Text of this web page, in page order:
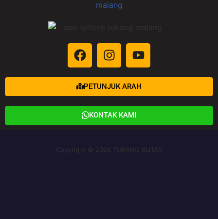
PETUNJUK ARAH
KONTAK KAMI
Copyright © 2026 TUKANG BLITAR